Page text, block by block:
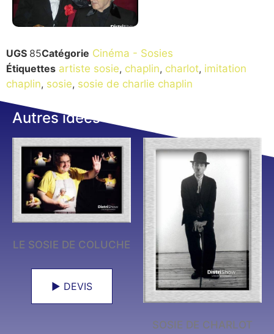
UGS 85Catégorie Cinéma - Sosies
Étiquettes artiste sosie, chaplin, charlot, imitation
chaplin, sosie, sosie de charlie chaplin
Autres idées
LE SOSIE DE COLUCHE
► DEVIS
SOSIE DE CHARLOT